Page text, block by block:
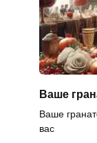
Ваше
Ваше
вас